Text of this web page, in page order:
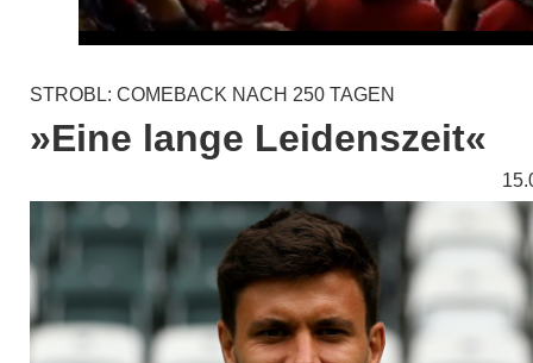
STROBL: COMEBACK NACH 250 TAGEN
»Eine lange Leidenszeit«